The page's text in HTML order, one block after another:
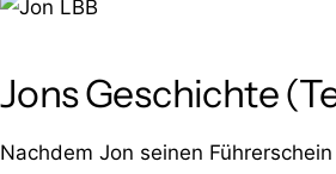
Jons Geschichte
Nachdem Jon seinen